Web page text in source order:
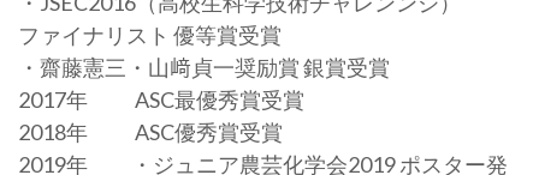
ファイナリスト 優等賞受賞
・齋藤憲三・山﨑貞一奨励賞 銀賞受賞
2017年 ASC最優秀賞受賞
2018年 ASC優秀賞受賞
2019年 ・ジュニア農芸化学会2019 ポスター発